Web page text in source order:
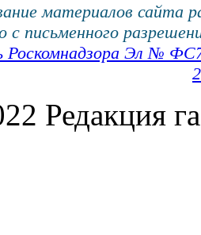
материалов сайта
с письменного
Роскомнадзора Эл №
Редакция